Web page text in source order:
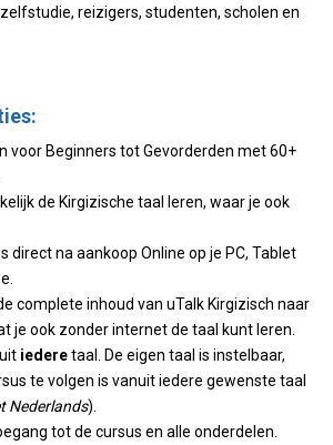
reizigers, studenten, scholen en
voor Beginners tot Gevorderden met 60+
de Kirgizische taal leren, waar je ook
direct na aankoop Online op je PC, Tablet
complete inhoud van uTalk Kirgizisch naar
je ook zonder internet de taal kunt leren.
iederetaal. De eigen taal is instelbaar,
te volgen is vanuit iedere gewenste taal
Nederlands).
tot de cursus en alle onderdelen.